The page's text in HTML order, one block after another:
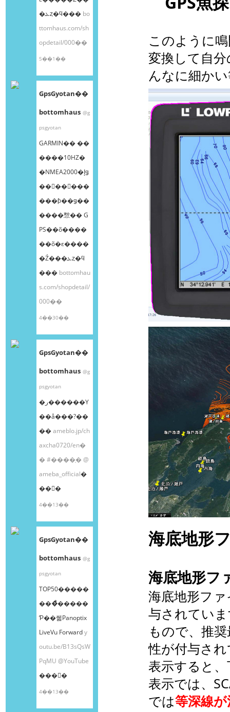
�ܥȥ�ϥ��� bo
ttomhaus.com/sh
opdetail/000��
5��1��
GpsGyotan��
bottomhaus @g
psgyotan
GARMIN�� ��
����10HZ�
�NMEA2000�إǥ
��󥰥��󥵡���
���ƥ��ǥ��
����㥹�� G
PS��õ����
��õ�ε����
�Ź���ܥȥ�ϥ
��� bottomhau
s.com/shopdetail/
000��
4��30��
GpsGyotan��
bottomhaus @g
psgyotan
�ر������Υ
��å���?��
��ameblo.jp/ch
axcha0720/en�
�#����֥�@
ameba_official�
��󤫤�
4��13��
GpsGyotan��
bottomhaus @g
psgyotan
TOP50�����
���ͤ�����
Ƥ��줿Panoptix
LiveVu Forwardy
outu.be/B13sQsW
PqMU @YouTube
���󤫤�
4��13��
このように
変換して自
んなに細か
海底地形
海底地形フ
海底地形フ
与されてい
もので、推
性が付与さ
表示すると
表示では、
では等深線